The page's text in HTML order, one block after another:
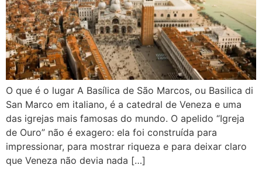
O que é o lugar A Basílica de São Marcos, ou Basilica di
San Marco em italiano, é a catedral de Veneza e uma
das igrejas mais famosas do mundo. O apelido “Igreja
de Ouro” não é exagero: ela foi construída para
impressionar, para mostrar riqueza e para deixar claro
que Veneza não devia nada […]